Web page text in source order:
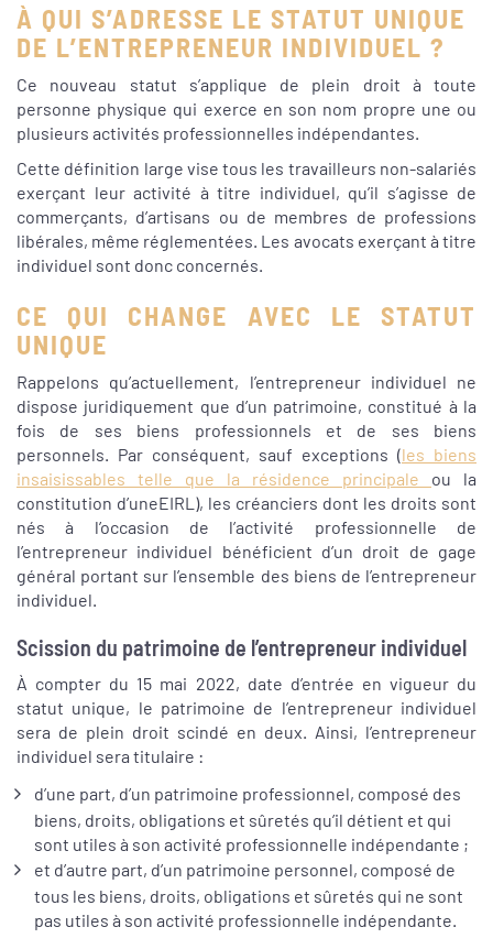
À QUI S’ADRESSE LE STATUT UNIQUE
DE L’ENTREPRENEUR INDIVIDUEL ?
Ce nouveau statut s’applique de plein droit à toute
personne physique qui exerce en son nom propre une ou
plusieurs activités professionnelles indépendantes.
Cette définition large vise tous les travailleurs non-salariés
exerçant leur activité à titre individuel, qu’il s’agisse de
commerçants, d’artisans ou de membres de professions
libérales, même réglementées. Les avocats exerçant à titre
individuel sont donc concernés.
CE QUI CHANGE AVEC LE STATUT
UNIQUE
Rappelons qu’actuellement, l’entrepreneur individuel ne
dispose juridiquement que d’un patrimoine, constitué à la
fois de ses biens professionnels et de ses biens
personnels. Par conséquent, sauf exceptions (les biens
insaisissables telle que la résidence principale ou la
constitution d’uneEIRL), les créanciers dont les droits sont
nés à l’occasion de l’activité professionnelle de
l’entrepreneur individuel bénéficient d’un droit de gage
général portant sur l’ensemble des biens de l’entrepreneur
individuel.
Scission du patrimoine de l’entrepreneur individuel
À compter du 15 mai 2022, date d’entrée en vigueur du
statut unique, le patrimoine de l’entrepreneur individuel
sera de plein droit scindé en deux. Ainsi, l’entrepreneur
individuel sera titulaire :
d’une part, d’un patrimoine professionnel, composé des
biens, droits, obligations et sûretés qu’il détient et qui
sont utiles à son activité professionnelle indépendante ;
et d’autre part, d’un patrimoine personnel, composé de
tous les biens, droits, obligations et sûretés qui ne sont
pas utiles à son activité professionnelle indépendante.